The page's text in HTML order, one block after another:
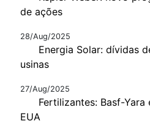
de ações
28/Aug/2025
Energia Solar: dívidas
usinas
27/Aug/2025
Fertilizantes: Basf-
EUA